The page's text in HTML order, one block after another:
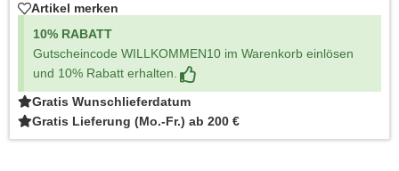
Artikel merken
10% RABATT
Gutscheincode WILLKOMMEN10 im Warenkorb einlösen
und 10% Rabatt erhalten.
Gratis Wunschlieferdatum
Gratis Lieferung (Mo.-Fr.) ab 200 €